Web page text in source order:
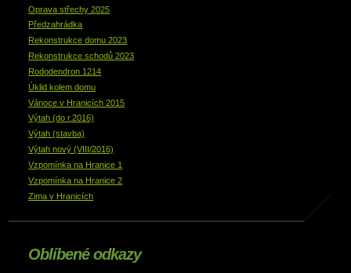
Oprava střechy 2025
Předzahrádka
Rekonstrukce domu 2023
Rekonstrukce schodů 2023
Rododendron 1214
Úklid kolem domu
Vánoce v Hranicích 2015
Výtah (do r.2016)
Výtah (stavba)
Výtah nový (VIII/2016)
Vzpomínka na Hranice 1
Vzpomínka na Hranice 2
Zima v Hranicích
Oblíbené odkazy